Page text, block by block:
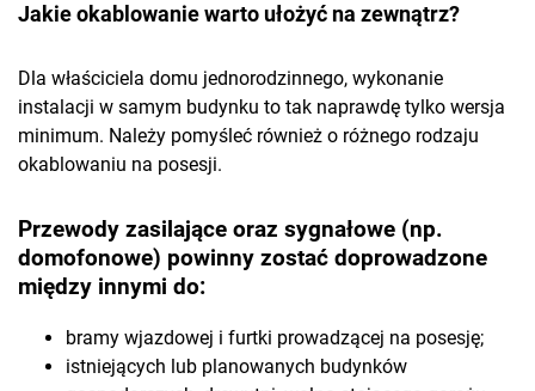
Jakie okablowanie warto ułożyć na zewnątrz?
Dla właściciela domu jednorodzinnego, wykonanie
instalacji w samym budynku to tak naprawdę tylko wersja
minimum. Należy pomyśleć również o różnego rodzaju
okablowaniu na posesji.
Przewody zasilające oraz sygnałowe (np.
domofonowe) powinny zostać doprowadzone
między innymi do:
bramy wjazdowej i furtki prowadzącej na posesję;
istniejących lub planowanych budynków